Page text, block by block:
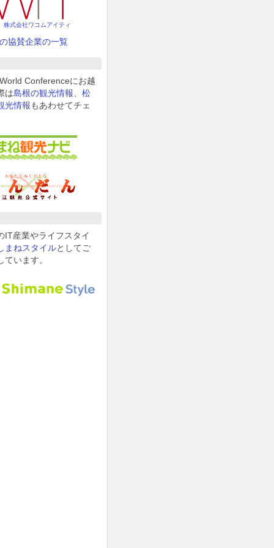
株式会社ワコムアイティ
協賛企業の一覧
Conferenceにお越
は島根の観光情報
松
光情報もあわせてチェ
IT産業やライフスタイ
まねスタイルとしてご
ています。